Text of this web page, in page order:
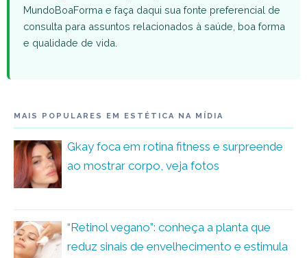
MundoBoaForma e faça daqui sua fonte preferencial de
consulta para assuntos relacionados à saúde, boa forma
e qualidade de vida.
MAIS POPULARES EM ESTÉTICA NA MÍDIA
Gkay foca em rotina fitness e surpreende
ao mostrar corpo, veja fotos
“Retinol vegano”: conheça a planta que
reduz sinais de envelhecimento e estimula